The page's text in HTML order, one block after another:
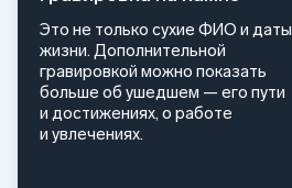
Это не только сухие ФИО и даты
жизни. Дополнительной
гравировкой можно показать
больше об ушедшем — его пути
и достижениях, о работе
и увлечениях.